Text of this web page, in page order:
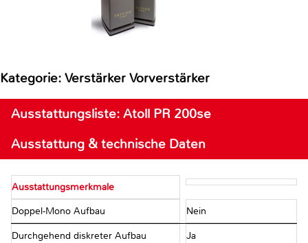
Kategorie: Verstärker Vorverstärker
Ausstattungsliste: Atoll PR 200se
Ausstattung & technische Daten
Ausstattungsmerkmale
Doppel-Mono Aufbau Nein
Durchgehend diskreter Aufbau Ja